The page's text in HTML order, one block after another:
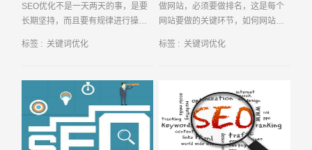
SEO优化不是一天两天的事，是要
长期坚持，而且要有规律进行操作
中要选不错的资源。同时要结合网
标签 : 关键词优化
做网站，必须要做排名，这是每个
网站要做的关键环节，如何网站没
汰，肯定生存不下来。而排名的关
标签 : 关键词优化
请输入您的公司名称 名字